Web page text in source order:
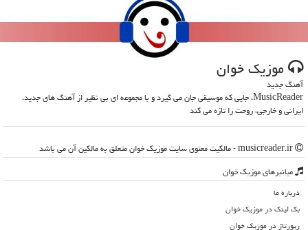
موزیك خوان
آهنگ جدید
MusicReader، جایی که موسیقی جان می گیرد و با مجموعه ای بی نظیر از آهنگ های جدید،
ایرانی و خارجی، روحت را تازه می کند
میانبرهای موزیك خوان
درباره ما
بک لینک در موزیك خوان
رپورتاژ در موزیك خوان